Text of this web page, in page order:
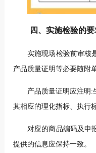
四、实施检验的
实施现场检验前审核
产品质量证明等必要随附
产品质量证明应注明:
其相应的理化指标、执行
对应的商品编码及申
提供的信息应保持一致。